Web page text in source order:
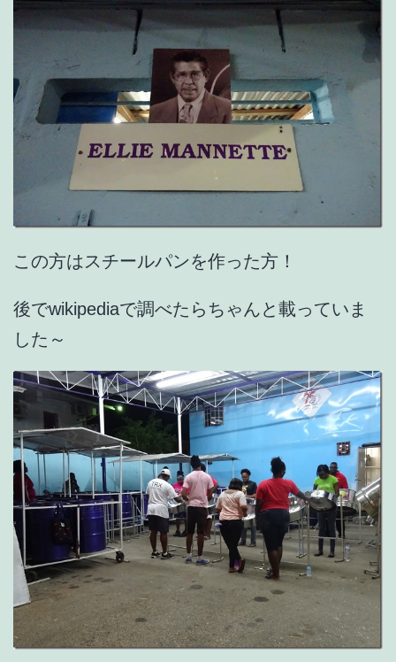
この方はスチールパンを作った方！
後でwikipediaで調べたらちゃんと載っていま
した～